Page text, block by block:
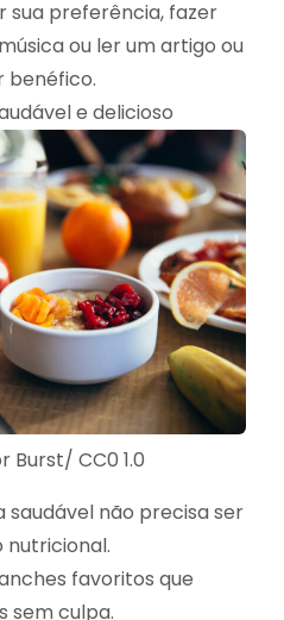
sua preferência, fazer
ou ler um artigo ou
benéfico.
e delicioso
Burst/ CC0 1.0
não precisa ser
favoritos que
sem culpa.